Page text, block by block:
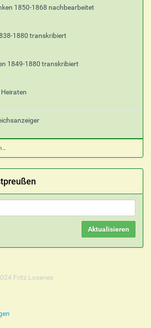
1850-1868 nachbearbeitet
1880 transkribiert
1849-1880 transkribiert
Fritz Loseries